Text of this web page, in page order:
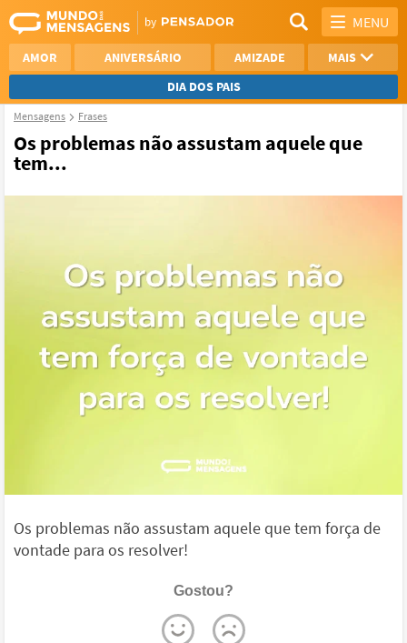
MENU
AMOR ANIVERSÁRIO AMIZADE
MAIS
DIA DOS PAIS
REFLEXÃO
AGRADECIMENTO
Mensagens Frases
Os problemas não assustam aquele que
tem...
Os problemas não assustam aquele que tem força de
vontade para os resolver!
Gostou?